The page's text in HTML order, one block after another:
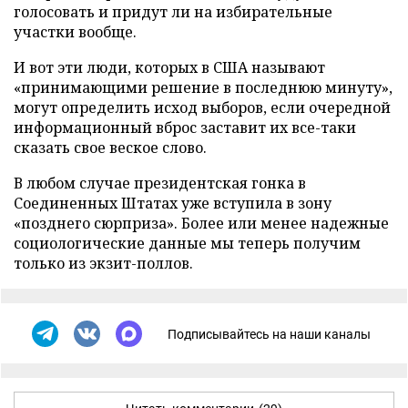
голосовать и придут ли на избирательные
участки вообще.
И вот эти люди, которых в США называют
«принимающими решение в последнюю минуту»,
могут определить исход выборов, если очередной
информационный вброс заставит их все-таки
сказать свое веское слово.
В любом случае президентская гонка в
Соединенных Штатах уже вступила в зону
«позднего сюрприза». Более или менее надежные
социологические данные мы теперь получим
только из экзит-поллов.
Подписывайтесь на наши каналы